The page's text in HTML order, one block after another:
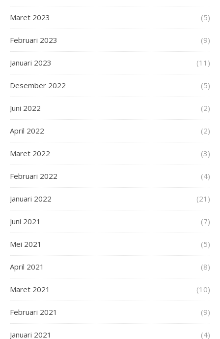
Maret 2023 (5)
Februari 2023 (9)
Januari 2023 (11)
Desember 2022 (5)
Juni 2022 (2)
April 2022 (2)
Maret 2022 (3)
Februari 2022 (4)
Januari 2022 (21)
Juni 2021 (7)
Mei 2021 (5)
April 2021 (8)
Maret 2021 (10)
Februari 2021 (9)
Januari 2021 (4)